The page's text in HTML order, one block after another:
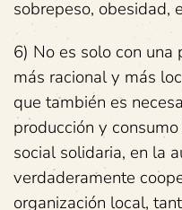
sobrepeso, obesidad,
6) No es solo con una
más racional y más
que también es
producción y
social solidaria, en la
verdaderamente
organización local,